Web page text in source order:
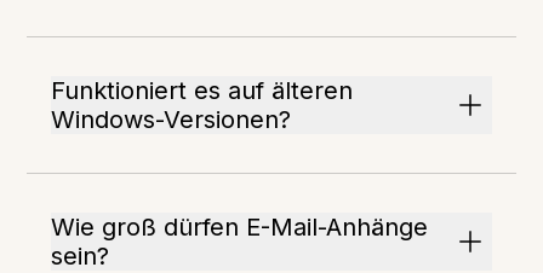
Funktioniert es auf älteren
Windows-Versionen?
Wie groß dürfen E-Mail-Anhänge
sein?